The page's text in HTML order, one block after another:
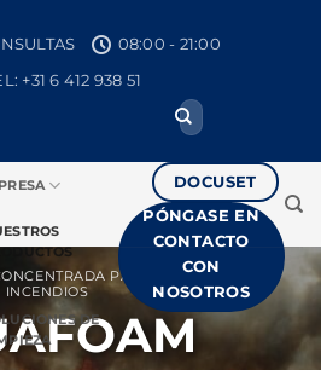
08:00 - 21:00
+31 6 412 938 51
Buscar:
DE
DOCUSET
PÓNGASE EN
CONTACTO
CON
NOSOTROS
PARA EXTINCIÓN DE
INCENDIOS